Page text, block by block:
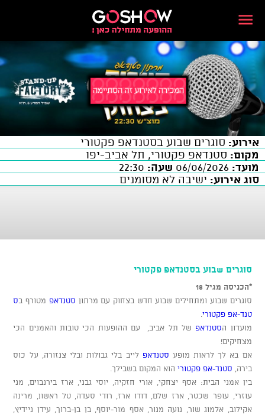
אירוע: סוגרים שבוע בסטנדאפ פקטורי
מקום: סטנדאפ פקטורי, תל אביב-יפו
מועד:
שעה:
סוג אירוע: ישיבה לא מסומנים
סוגרים שבוע בסטנדאפ פקטורי
*הכניסה מגיל 18
סוגרים שבוע ומתחילים שבוע חדש בצחוק עם מרתון סטנדאפ מטורף בס
טנד-אפ פקטורי
מועדון הסטנדאפ של תל אביב, עם ההופעות הכי טובות והאמנים הכי
מצחיקים!
אם בא לך לראות מופע סטנדאפ לייב בלי גבולות ובלי צנזורה, על כוס
בירה, סטנד-אפ פקטורי הוא המקום בשבילך.
בין אמני הבית: אסף יצחקי, אורי חזקיה, יוסי גבני, ארז בירנבוים, מני
עוזרי, עופר שכטר, ארז שלם, דודו ארז, רודי סעדה, טל ראשון, מרינה
אקילוב, אלמוג שור, נועה מנור, אסף מור-יוסף, בן בן-ברוך, עידן ניידיץ,